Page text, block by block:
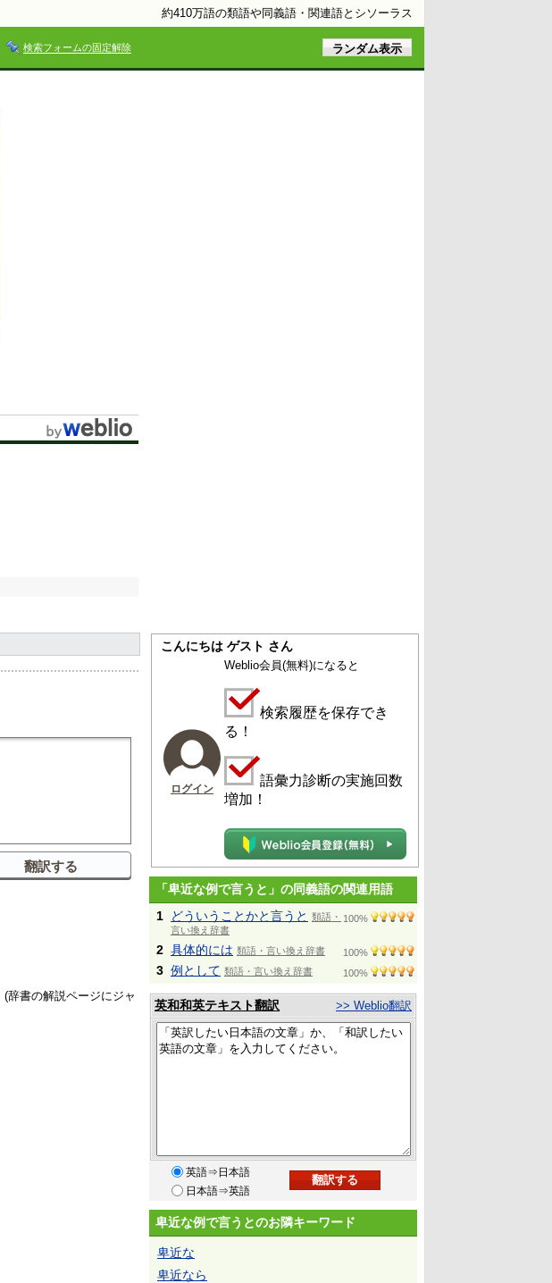
約410万語の類語や同義語・関連語とシソーラス
検索フォームの固定解除
(辞書の解説ページにジャ
こんにちは ゲスト さん
ログイン
Weblio会員(無料)になると
検索履歴を保存でき
る！
語彙力診断の実施回数
増加！
「卑近な例で言うと」の同義語の関連用語
1
どういうことかと言うと 類語・
言い換え辞書
100%
2 具体的には 類語・言い換え辞書 100%
3 例として 類語・言い換え辞書 100%
英和和英テキスト翻訳 >> Weblio翻訳
英語⇒日本語
日本語⇒英語
卑近な例で言うとのお隣キーワード
卑近な
卑近なら